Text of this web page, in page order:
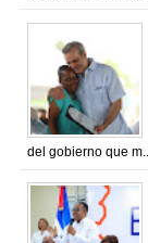
del gobierno que m...